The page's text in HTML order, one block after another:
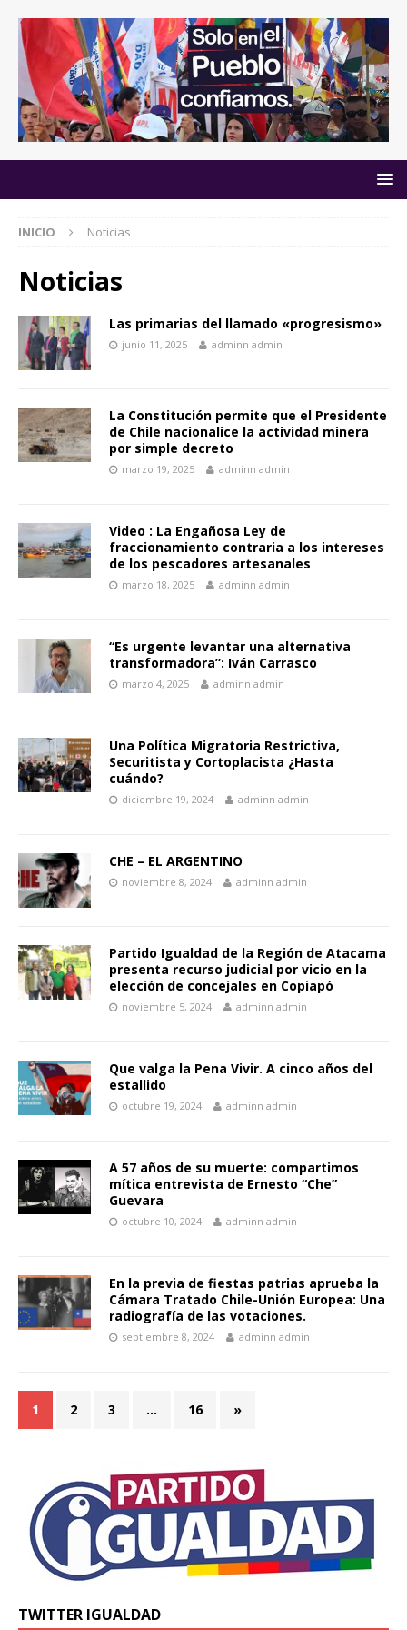
INICIO Noticias
Noticias
Las primarias del llamado «progresismo»
junio 11, 2025 adminn admin
La Constitución permite que el Presidente
de Chile nacionalice la actividad minera
por simple decreto
marzo 19, 2025 adminn admin
Video : La Engañosa Ley de
fraccionamiento contraria a los intereses
de los pescadores artesanales
marzo 18, 2025 adminn admin
“Es urgente levantar una alternativa
transformadora”: Iván Carrasco
marzo 4, 2025 adminn admin
Una Política Migratoria Restrictiva,
Securitista y Cortoplacista ¿Hasta
cuándo?
diciembre 19, 2024 adminn admin
CHE – EL ARGENTINO
noviembre 8, 2024 adminn admin
Partido Igualdad de la Región de Atacama
presenta recurso judicial por vicio en la
elección de concejales en Copiapó
noviembre 5, 2024 adminn admin
Que valga la Pena Vivir. A cinco años del
estallido
octubre 19, 2024 adminn admin
A 57 años de su muerte: compartimos
mítica entrevista de Ernesto “Che”
Guevara
octubre 10, 2024 adminn admin
En la previa de fiestas patrias aprueba la
Cámara Tratado Chile-Unión Europea: Una
radiografía de las votaciones.
septiembre 8, 2024 adminn admin
1 2 3 … 16 »
TWITTER IGUALDAD